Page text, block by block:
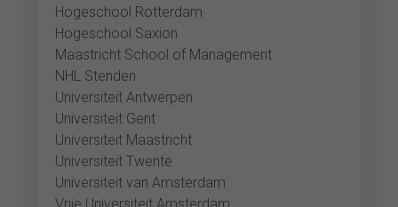
Hogeschool Rotterdam
Hogeschool Saxion
Maastricht School of Management
NHL Stenden
Universiteit Antwerpen
Universiteit Gent
Universiteit Maastricht
Universiteit Twente
Universiteit van Amsterdam